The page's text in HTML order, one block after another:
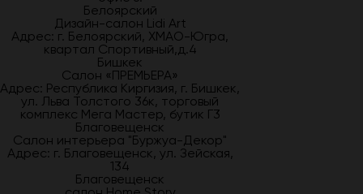
Белоярский
Дизайн-салон Lidi Art
Адрес: г. Белоярский, ХМАО-Югра,
квартал Спортивный,д.4
Бишкек
Салон «ПРЕМЬЕРА»
Адрес: Республика Киргизия, г. Бишкек,
ул. Льва Толстого 36к, торговый
комплекс Мега Мастер, бутик Г3
Благовещенск
Салон интерьера "Буржуа-Декор"
Адрес: г. Благовещенск, ул. Зейская,
134
Благовещенск